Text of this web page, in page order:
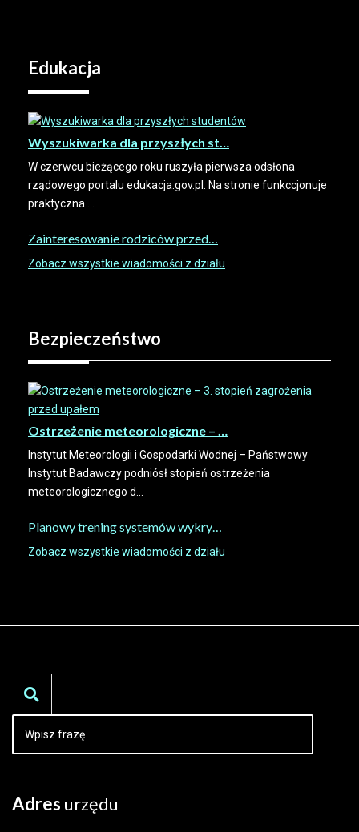
Edukacja
Wyszukiwarka dla przyszłych st…
W czerwcu bieżącego roku ruszyła pierwsza odsłona
rządowego portalu edukacja.gov.pl. Na stronie funkccjonuje
praktyczna ...
Zainteresowanie rodziców przed…
Zobacz wszystkie wiadomości z działu
Bezpieczeństwo
Ostrzeżenie meteorologiczne – …
Instytut Meteorologii i Gospodarki Wodnej – Państwowy
Instytut Badawczy podniósł stopień ostrzeżenia
meteorologicznego d...
Planowy trening systemów wykry…
Zobacz wszystkie wiadomości z działu
Adres urzędu